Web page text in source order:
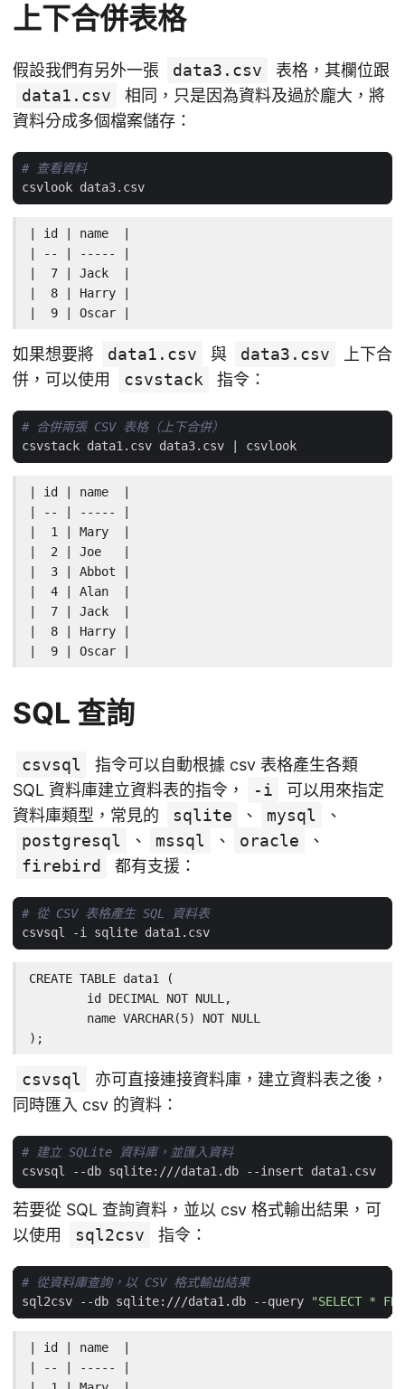
上下合併表格
假設我們有另外一張 data3.csv
表格，其欄位跟
data1.csv
相同，只是因為資料及過於龐大，將
資料分成多個檔案儲存：
# 查看資料
| id | name  |
| -- | ----- |
|  7 | Jack  |
|  8 | Harry |
|  9 | Oscar |
如果想要將 data1.csv 與 data3.csv
上下合
併，可以使用
csvstack 指令：
# 合併兩張 CSV 表格（上下合併）
csvstack data1.csv data3.csv
| id | name  |
| -- | ----- |
|  1 | Mary  |
|  2 | Joe   |
|  3 | Abbot |
|  4 | Alan  |
|  7 | Jack  |
|  8 | Harry |
|  9 | Oscar |
SQL 查詢
csvsql
指令可以自動根據 csv 表格產生各類
SQL 資料庫建立資料表的指令，
-i
可以用來指定
資料庫類型，常見的
sqlite 、 mysql
、
postgresql
、 mssql 、 oracle
、
firebird
都有支援：
# 從 CSV 表格產生 SQL 資料表
CREATE TABLE data1 (
        id DECIMAL NOT NULL,
        name VARCHAR(5) NOT NULL
);
csvsql
亦可直接連接資料庫，建立資料表之後，
同時匯入 csv 的資料：
# 建立 SQLite 資料庫，並匯入資料
若要從 SQL 查詢資料，並以 csv 格式輸出結果，可
以使用
sql2csv 指令：
# 從資料庫查詢，以 CSV 格式輸出結果
sql2csv --db sqlite:///data1.db --query
"SELECT *
| id | name  |
| -- | ----- |